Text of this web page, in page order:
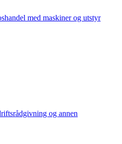
med maskiner og utstyr
og annen